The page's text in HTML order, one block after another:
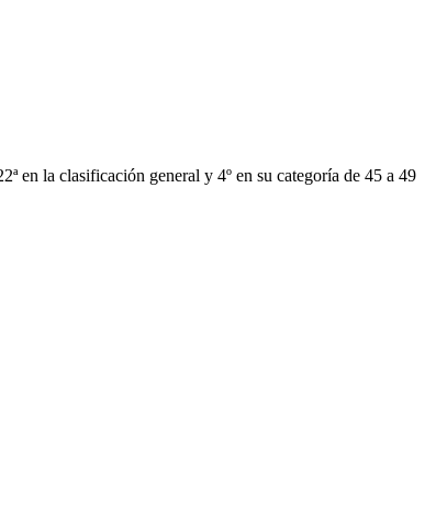
en la clasificación general y 4º en su categoría de 45 a 49